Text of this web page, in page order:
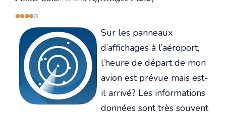
Vote
utilisateur:4/5
Sur les panneaux
d’affichages à l’aéroport,
l’heure de départ de mon
avion est prévue mais est-
il arrivé? Les informations
données sont très souvent